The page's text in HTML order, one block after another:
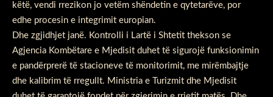
këtë, vendi rrezikon jo vetëm shëndetin e qytetarëve, por
edhe procesin e integrimit europian.
Dhe zgjidhjet janë. Kontrolli i Lartë i Shtetit thekson se
Agjencia Kombëtare e Mjedisit duhet të sigurojë funksionimin
e pandërprerë të stacioneve të monitorimit, me mirëmbajtje
dhe kalibrim të rregullt. Ministria e Turizmit dhe Mjedisit